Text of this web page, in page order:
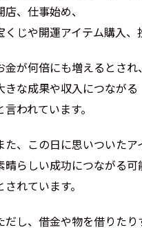
店、仕事始め、
くじや開運アイテム購入、
金が何倍にも増えるとされ、
きな成果や収入につながる
言われています。
た、この日に思いついたア
晴らしい成功につながる可
されています。
だし、借金や物を借りたり